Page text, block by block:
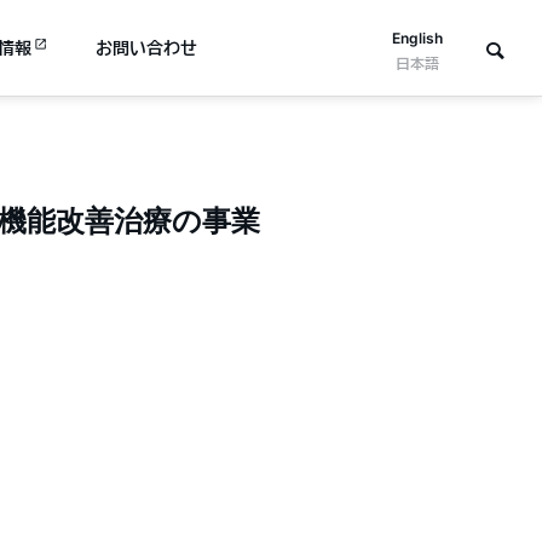
English
日本語
報 お問い合わせ
能改善治療の事業